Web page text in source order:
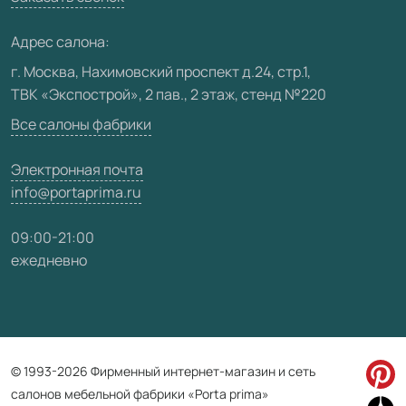
Карта сайта
Адрес салона:
г. Москва, Нахимовский проспект д.24, стр.1,
ТВК «Экспострой», 2 пав., 2 этаж, стенд №220
Все салоны фабрики
Электронная почта
info@portaprima.ru
09:00-21:00
ежедневно
© 1993-2026 Фирменный интернет-магазин и сеть
салонов мебельной фабрики «Porta prima»